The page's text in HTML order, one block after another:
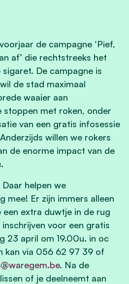
de campagne ‘Pief,
af’ die rechtstreeks het
De campagne is
de stad maximaal
waaier aan
stoppen met roken, onder
van een gratis infosessie
willen we rokers
de enorme impact van de
helpen we
mee! Er zijn immers alleen
extra duwtje in de rug
voor een gratis
23 april om 19.00u. in oc
kan via 056 62 97 39 of
. Na de
of je deelneemt aan